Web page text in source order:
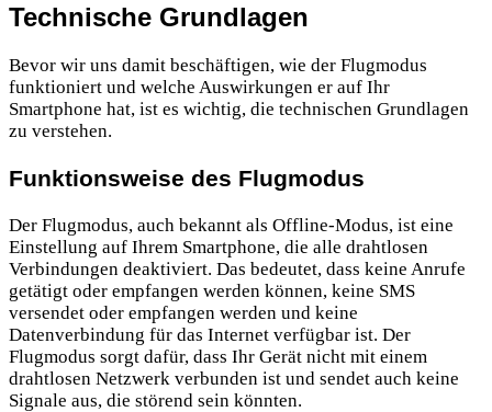
Technische Grundlagen
Bevor wir uns damit beschäftigen, wie der Flugmodus
funktioniert und welche Auswirkungen er auf Ihr
Smartphone hat, ist es wichtig, die technischen Grundlagen
zu verstehen.
Funktionsweise des Flugmodus
Der Flugmodus, auch bekannt als Offline-Modus, ist eine
Einstellung auf Ihrem Smartphone, die alle drahtlosen
Verbindungen deaktiviert. Das bedeutet, dass keine Anrufe
getätigt oder empfangen werden können, keine SMS
versendet oder empfangen werden und keine
Datenverbindung für das Internet verfügbar ist. Der
Flugmodus sorgt dafür, dass Ihr Gerät nicht mit einem
drahtlosen Netzwerk verbunden ist und sendet auch keine
Signale aus, die störend sein könnten.